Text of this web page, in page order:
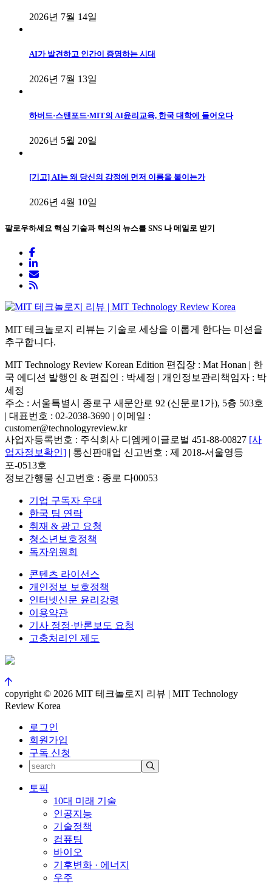
2026년 7월 14일
AI가 발견하고 인간이 증명하는 시대
2026년 7월 13일
하버드·스탠포드·MIT의 AI윤리교육, 한국 대학에 들어오다
2026년 5월 20일
[기고] AI는 왜 당신의 감정에 먼저 이름을 붙이는가
2026년 4월 10일
팔로우하세요 핵심 기술과 혁신의 뉴스를 SNS 나 메일로 받기
MIT 테크놀로지 리뷰는 기술로 세상을 이롭게 한다는 미션을
추구합니다.
MIT Technology Review Korean Edition 편집장 : Mat Honan | 한
국 에디션 발행인 & 편집인 : 박세정 | 개인정보관리책임자 : 박
세정
주소 : 서울특별시 종로구 새문안로 92 (신문로1가), 5층 503호
| 대표번호 : 02-2038-3690 | 이메일 :
customer@technologyreview.kr
사업자등록번호 : 주식회사 디엠케이글로벌 451-88-00827 [사
업자정보확인] | 통신판매업 신고번호 : 제 2018-서울영등
포-0513호
정보간행물 신고번호 : 종로 다00053
기업 구독자 우대
한국 팀 연락
취재 & 광고 요청
청소년보호정책
독자위원회
콘텐츠 라이선스
개인정보 보호정책
인터넷신문 윤리강령
이용약관
기사 정정·반론보도 요청
고충처리인 제도
copyright © 2026 MIT 테크놀로지 리뷰 | MIT Technology
Review Korea
로그인
회원가입
구독 신청
토픽
10대 미래 기술
인공지능
기술정책
컴퓨팅
바이오
기후변화 · 에너지
우주